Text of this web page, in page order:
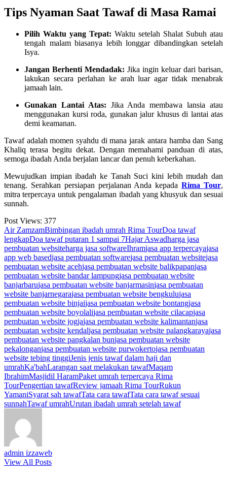
Tips Nyaman Saat Tawaf di Masa Ramai
Pilih Waktu yang Tepat: Waktu setelah Shalat Subuh atau
tengah malam biasanya lebih longgar dibandingkan setelah
Isya.
Jangan Berhenti Mendadak: Jika ingin keluar dari barisan,
lakukan secara perlahan ke arah luar agar tidak menabrak
jamaah lain.
Gunakan Lantai Atas: Jika Anda membawa lansia atau
menggunakan kursi roda, gunakan jalur khusus di lantai atas
demi keamanan.
Tawaf adalah momen syahdu di mana jarak antara hamba dan Sang
Khaliq terasa begitu dekat. Dengan memahami panduan di atas,
semoga ibadah Anda berjalan lancar dan penuh keberkahan.
Mewujudkan impian ibadah ke Tanah Suci kini lebih mudah dan
tenang. Serahkan persiapan perjalanan Anda kepadaRima Tour,
mitra terpercaya untuk pengalaman ibadah yang khusyuk dan sesuai
sunnah.
Post Views: 377
Tags:
Air ZamzamBimbingan ibadah umrah Rima TourDoa tawaf
lengkapDoa tawaf putaran 1 sampai 7Hajar Aswadharga jasa
pembuatan websiteharga jasa softwareIhramjasa app terpercayajasa
app web basedjasa pembuatan softwarejasa pembuatan websitejasa
pembuatan website acehjasa pembuatan website balikpapanjasa
pembuatan website bandar lampungjasa pembuatan website
banjarbarujasa pembuatan website banjarmasinjasa pembuatan
website banjarnegarajasa pembuatan website bengkulujasa
pembuatan website binjaijasa pembuatan website bontangjasa
pembuatan website boyolalijasa pembuatan website cilacapjasa
pembuatan website jogjajasa pembuatan website kalimantanjasa
pembuatan website kendaljasa pembuatan website palangkarayajasa
pembuatan website pangkalan bunjasa pembuatan website
pekalonganjasa pembuatan website purwokertojasa pembuatan
website tebing tinggiJenis jenis tawaf dalam haji dan
umrahKa'bahLarangan saat melakukan tawafMaqam
IbrahimMasjidil HaramPaket umrah terpercaya Rima
TourPengertian tawafReview jamaah Rima TourRukun
YamaniSyarat sah tawafTata cara tawafTata cara tawaf sesuai
sunnahTawaf umrahUrutan ibadah umrah setelah tawaf
admin izzaweb
View All Posts